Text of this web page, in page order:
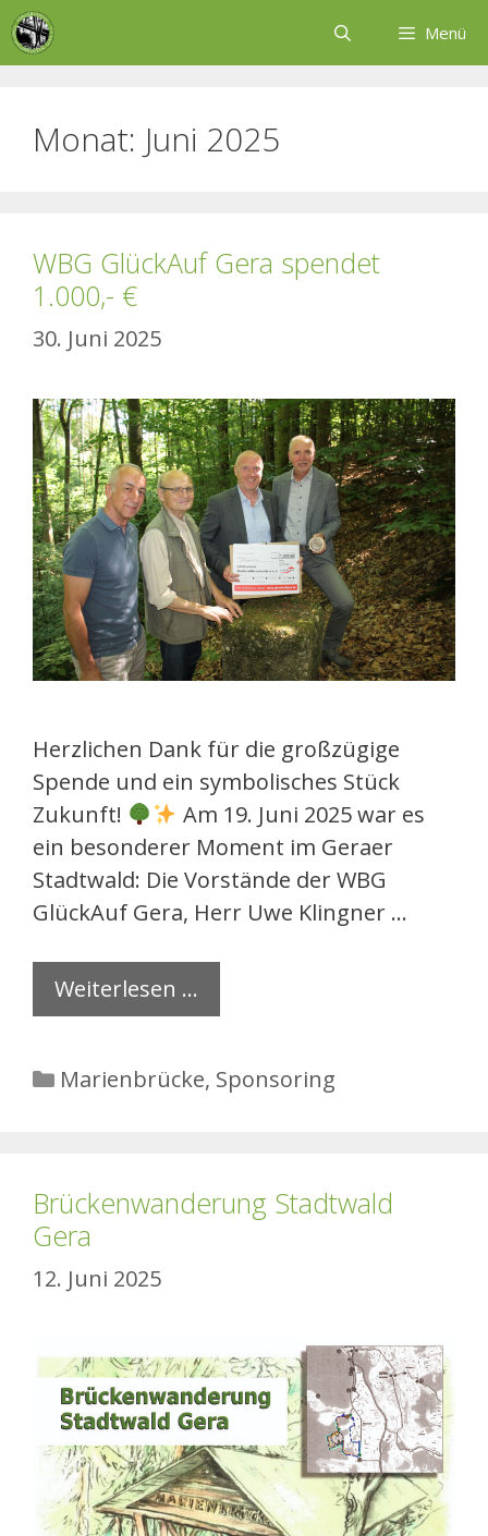
Zum
Inhalt
Menü
Monat: Juni 2025
WBG GlückAuf Gera spendet
1.000,- €
30. Juni 2025
Herzlichen Dank für die großzügige
Spende und ein symbolisches Stück
Zukunft!
Am 19. Juni 2025 war es
ein besonderer Moment im Geraer
Stadtwald: Die Vorstände der WBG
GlückAuf Gera, Herr Uwe Klingner …
Weiterlesen …
Kategorien
Marienbrücke, Sponsoring
Brückenwanderung Stadtwald
Gera
12. Juni 2025